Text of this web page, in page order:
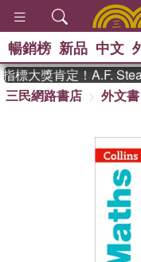
暢銷榜 新品 中文
大獎肯定！A.F.
三民網路書店
外文書